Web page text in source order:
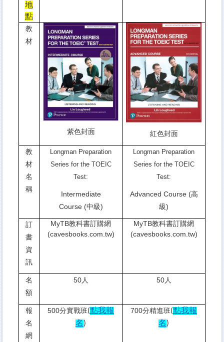
地
點
教
材
紫色封面 紅色封面
教
材
名
稱
Longman Preparation
Series for the TOEIC
Test:
Intermediate
Course (中級)
Longman Preparation
Series for the TOEIC
Test:
Advanced Course (高
級)
訂
書
資
訊
MyTB教科書訂購網
(cavesbooks.com.tw)
MyTB教科書訂購網
(cavesbooks.com.tw)
名
額
50人 50人
報
名
網
500分實戰班(點我報
名)
700分精進班(點我報
名)